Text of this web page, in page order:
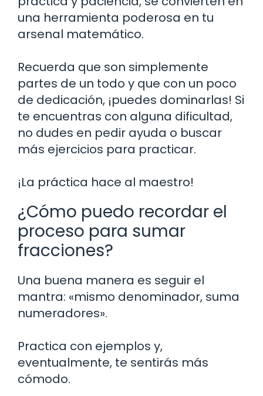
una herramienta poderosa en tu
arsenal matemático.
Recuerda que son simplemente
partes de un todo y que con un poco
de dedicación, ¡puedes dominarlas! Si
te encuentras con alguna dificultad,
no dudes en pedir ayuda o buscar
más ejercicios para practicar.
¡La práctica hace al maestro!
¿Cómo puedo recordar el
proceso para sumar
fracciones?
Una buena manera es seguir el
mantra: «mismo denominador, suma
numeradores».
Practica con ejemplos y,
eventualmente, te sentirás más
cómodo.